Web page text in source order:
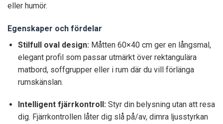
eller humör.
Egenskaper och fördelar
Stilfull oval design: Måtten 60×40 cm ger en långsmal,
elegant profil som passar utmärkt över rektangulära
matbord, soffgrupper eller i rum där du vill förlänga
rumskänslan.
Intelligent fjärrkontroll:Styr din belysning utan att resa
dig. Fjärrkontrollen låter dig slå på/av, dimra ljusstyrkan